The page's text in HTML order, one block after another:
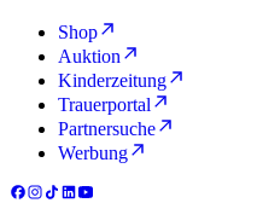
Shop
Auktion
Kinderzeitung
Trauerportal
Partnersuche
Werbung